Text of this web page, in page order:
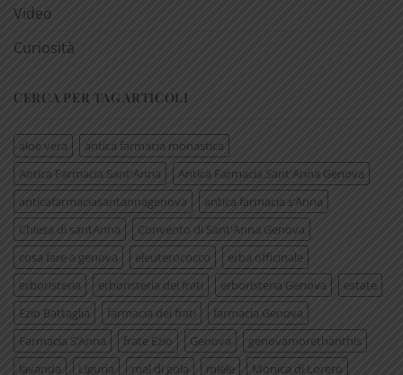
Video
Curiosità
CERCA PER TAG ARTICOLI
aloe vera
antica farmacia monastica
Antica Farmacia Sant'Anna
Antica Farmacia Sant'Anna Genova
anticafarmaciasantannagenova
antica farmacia s’Anna
Chiesa di santAnna
Convento di Sant'Anna Genova
cosa fare a genova
eleuterococco
erba officinale
erboristeria
erboristeria dei frati erboristeria Genova
estate
Ezio Battaglia
farmacia dei frati
farmacia Genova
Farmacia S’Anna
frate Ezio Genova
genovamorethanthis
lavanda
Liguria mal di gola miele
Monica di Loreto